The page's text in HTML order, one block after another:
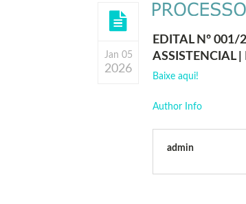
Jan 05
2026
EDITAL Nº 001/
ASSISTENCIAL
Baixe aqui!
Author Info
admin